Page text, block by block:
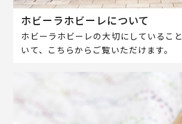
ホビーラホビーレについて
ホビーラホビーレの大切にしているこ
いて、こちらからご覧いただけます。